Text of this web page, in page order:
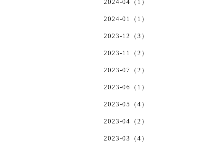
2024-04（1）
2024-01（1）
2023-12（3）
2023-11（2）
2023-07（2）
2023-06（1）
2023-05（4）
2023-04（2）
2023-03（4）